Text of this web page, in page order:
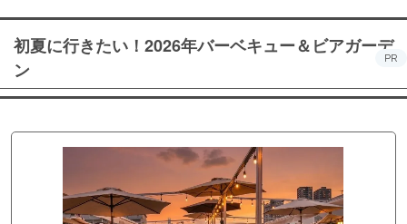
初夏に行きたい！2026年バーベキュー＆ビアガーデ
ン
PR